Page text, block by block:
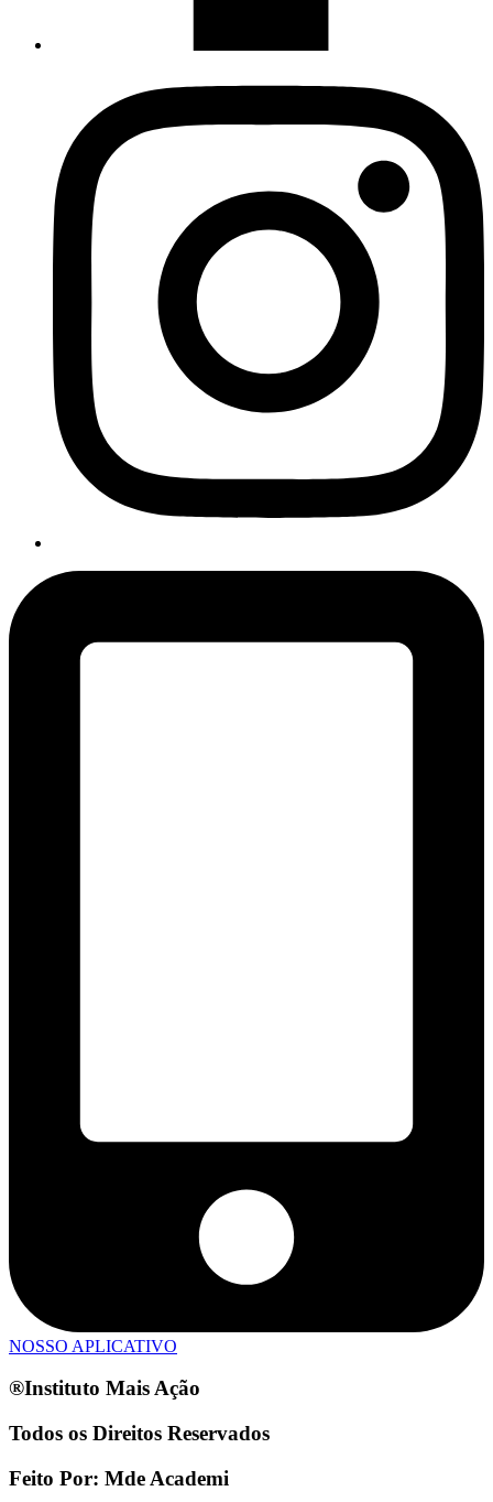
NOSSO APLICATIVO
®Instituto Mais Ação
Todos os Direitos Reservados
Feito Por: Mde Academi